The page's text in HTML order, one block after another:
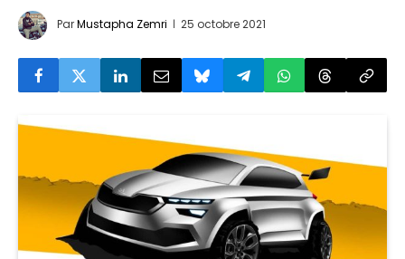
ParMustapha Zemri 25 octobre 2021